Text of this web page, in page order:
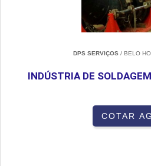
DPS SERVIÇOS/ BELO
INDÚSTRIA DE
COTAR